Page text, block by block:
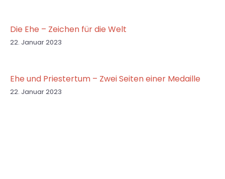
Die Ehe – Zeichen für die Welt
22. Januar 2023
Ehe und Priestertum – Zwei Seiten einer Medaille
22. Januar 2023